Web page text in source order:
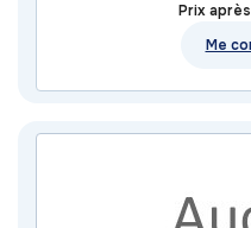
Prix
Me